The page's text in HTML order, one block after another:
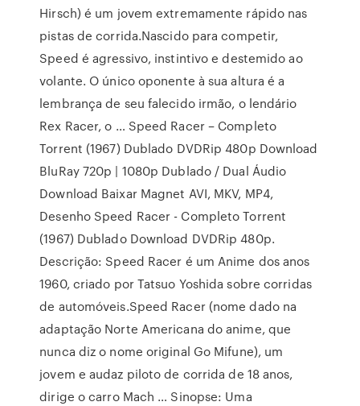
Hirsch) é um jovem extremamente rápido nas
pistas de corrida.Nascido para competir,
Speed é agressivo, instintivo e destemido ao
volante. O único oponente à sua altura é a
lembrança de seu falecido irmão, o lendário
Rex Racer, o … Speed Racer – Completo
Torrent (1967) Dublado DVDRip 480p Download
BluRay 720p | 1080p Dublado / Dual Áudio
Download Baixar Magnet AVI, MKV, MP4,
Desenho Speed Racer - Completo Torrent
(1967) Dublado Download DVDRip 480p.
Descrição: Speed Racer é um Anime dos anos
1960, criado por Tatsuo Yoshida sobre corridas
de automóveis.Speed Racer (nome dado na
adaptação Norte Americana do anime, que
nunca diz o nome original Go Mifune), um
jovem e audaz piloto de corrida de 18 anos,
dirige o carro Mach … Sinopse: Uma